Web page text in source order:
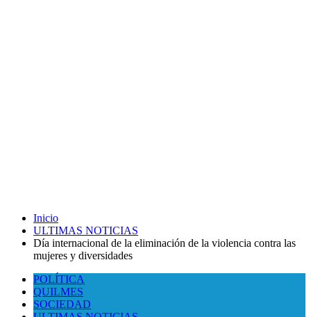
Inicio
ULTIMAS NOTICIAS
Día internacional de la eliminación de la violencia contra las
mujeres y diversidades
POLÍTICA
QUILMES
SOCIEDAD